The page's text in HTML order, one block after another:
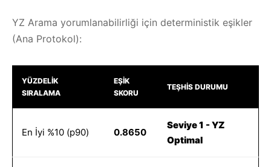
YZ Arama yorumlanabilirliği için deterministik eşikler
(Ana Protokol):
YÜZDELIK
SIRALAMA
EŞIK
SKORU
TEŞHIS DURUMU
En İyi %10 (p90) 0.8650
Seviye 1 - YZ
Optimal